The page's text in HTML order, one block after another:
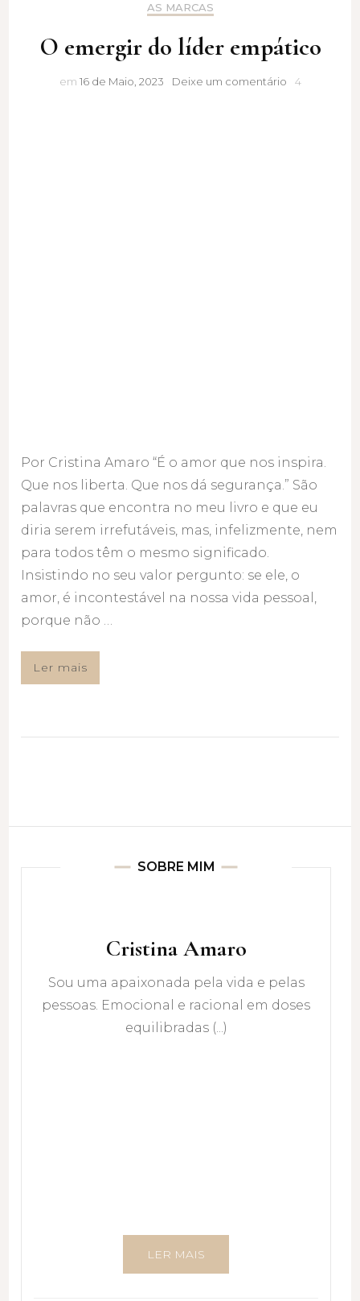
AS MARCAS
O emergir do líder empático
em 16 de Maio, 2023 Deixe um comentárioO4
Por Cristina Amaro “É o amor que nos inspira.
Que nos liberta. Que nos dá segurança.” São
palavras que encontra no meu livro e que eu
diria serem irrefutáveis, mas, infelizmente, nem
para todos têm o mesmo significado.
Insistindo no seu valor pergunto: se ele, o
amor, é incontestável na nossa vida pessoal,
porque não …
Ler mais
SOBRE MIM
Cristina Amaro
Sou uma apaixonada pela vida e pelas
pessoas. Emocional e racional em doses
equilibradas (...)
LER MAIS